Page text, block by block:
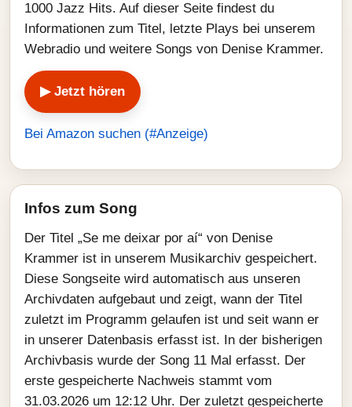
1000 Jazz Hits. Auf dieser Seite findest du
Informationen zum Titel, letzte Plays bei unserem
Webradio und weitere Songs von Denise Krammer.
▶ Jetzt hören
Bei Amazon suchen (#Anzeige)
Infos zum Song
Der Titel „Se me deixar por aí“ von Denise
Krammer ist in unserem Musikarchiv gespeichert.
Diese Songseite wird automatisch aus unseren
Archivdaten aufgebaut und zeigt, wann der Titel
zuletzt im Programm gelaufen ist und seit wann er
in unserer Datenbasis erfasst ist. In der bisherigen
Archivbasis wurde der Song 11 Mal erfasst. Der
erste gespeicherte Nachweis stammt vom
31.03.2026 um 12:12 Uhr. Der zuletzt gespeicherte